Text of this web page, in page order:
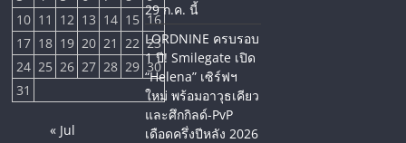
10 11 12 13 14 15 16
17 18 19 20 21 22 23
24 25 26 27 28 29 30
31
« Jul
29 ก.ค. นี้
LORDNINE ครบรอบ
1 ปี! Smilegate เปิด
“Helena” เซิร์ฟฯ
ใหม่ พร้อมอาวุธเคียว
และศึกกิลด์-PvP
เดือดครึ่งปีหลัง 2026